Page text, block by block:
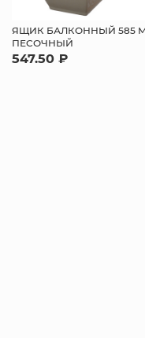
ЯЩИК БАЛКОННЫЙ 585
ПЕСОЧНЫЙ
547.50 ₽